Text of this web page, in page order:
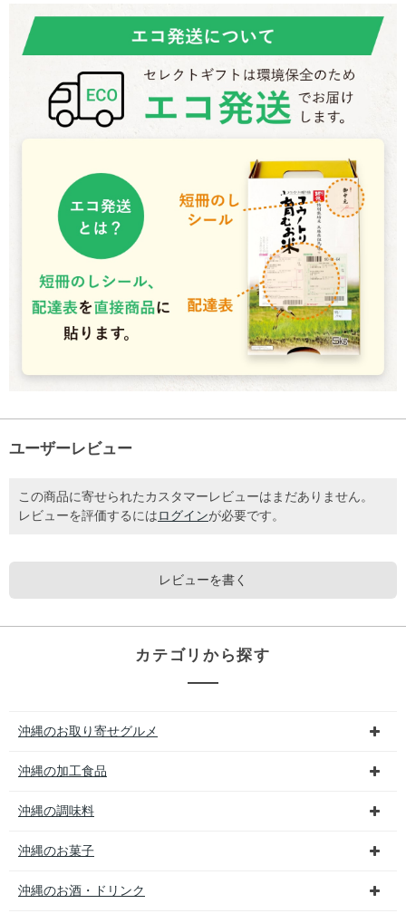
ユーザーレビュー
この商品に寄せられたカスタマーレビューはまだありません。
レビューを評価するには ログインが必要です。
レビューを書く
カテゴリから探す
沖縄のお取り寄せグルメ
沖縄の加工食品
沖縄の調味料
沖縄のお菓子
沖縄のお酒・ドリンク